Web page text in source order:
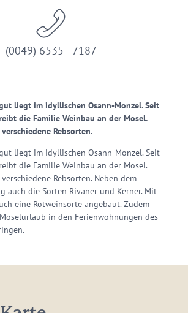
(0049) 6535 - 7187
liegt im idyllischen Osann-Monzel. Seit
die Familie Weinbau an der Mosel.
Rebsorten.
liegt im idyllischen Osann-Monzel. Seit
die Familie Weinbau an der Mosel.
Rebsorten. Neben dem
auch die Sorten Rivaner und Kerner. Mit
eine Rotweinsorte angebaut. Zudem
in den Ferienwohnungen des